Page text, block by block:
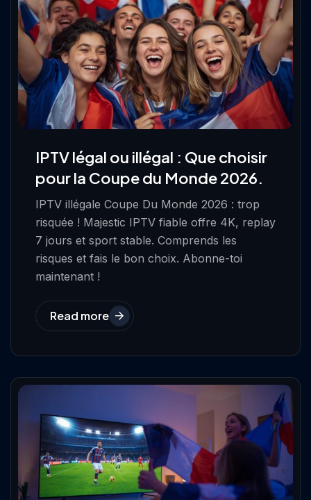
IPTV légal ou illégal : Que choisir
pour la Coupe du Monde 2026.
IPTV illégale Coupe Du Monde 2026 : trop
risquée ! Majestic IPTV fiable offre 4K, replay
7 jours et sport stable. Comprends les
risques et fais le bon choix. Abonne-toi
maintenant !
Read more